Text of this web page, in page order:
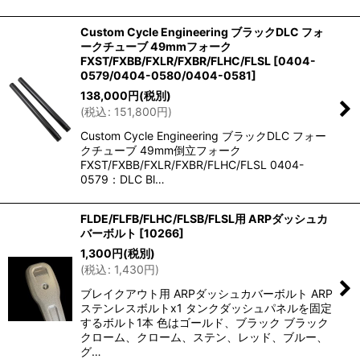
Custom Cycle Engineering ブラックDLC フォ
ークチューブ 49mmフォーク
FXST/FXBB/FXLR/FXBR/FLHC/FLSL [0404-
0579/0404-0580/0404-0581]
138,000円(税別)
(税込: 151,800円)
Custom Cycle Engineering ブラックDLC フォー
クチューブ 49mm倒立フォーク
FXST/FXBB/FXLR/FXBR/FLHC/FLSL 0404-
0579：DLC Bl…
FLDE/FLFB/FLHC/FLSB/FLSL用 ARPダッシュカ
バーボルト [10266]
1,300円(税別)
(税込: 1,430円)
ブレイクアウト用 ARPダッシュカバーボルト ARP
ステンレスボルトx1 タンクダッシュパネルを固定
するボルト1本 色はゴールド、ブラック ブラック
クローム、クローム、ステン、レッド、ブルー、
グ…